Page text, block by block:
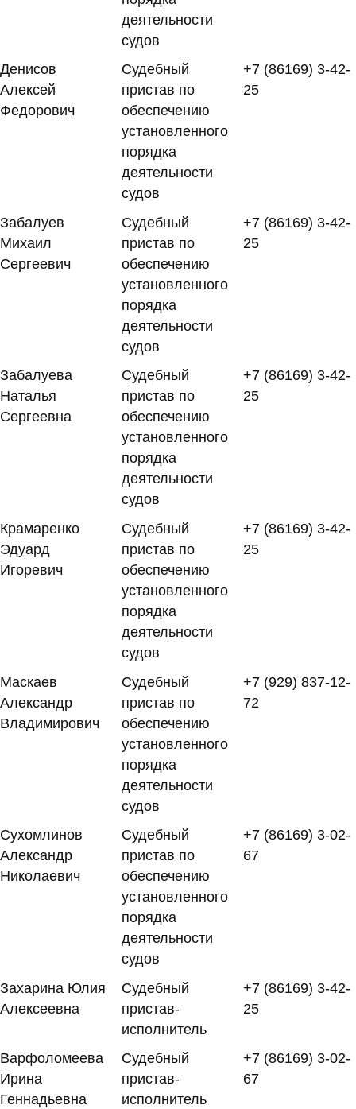
деятельности
судов
Денисов
Алексей
Федорович
Судебный
пристав по
обеспечению
установленного
порядка
деятельности
судов
+7 (86169) 3-42-
25
Забалуев
Михаил
Сергеевич
Судебный
пристав по
обеспечению
установленного
порядка
деятельности
судов
+7 (86169) 3-42-
25
Забалуева
Наталья
Сергеевна
Судебный
пристав по
обеспечению
установленного
порядка
деятельности
судов
+7 (86169) 3-42-
25
Крамаренко
Эдуард
Игоревич
Судебный
пристав по
обеспечению
установленного
порядка
деятельности
судов
+7 (86169) 3-42-
25
Маскаев
Александр
Владимирович
Судебный
пристав по
обеспечению
установленного
порядка
деятельности
судов
+7 (929) 837-12-
72
Сухомлинов
Александр
Николаевич
Судебный
пристав по
обеспечению
установленного
порядка
деятельности
судов
+7 (86169) 3-02-
67
Захарина Юлия
Алексеевна
Судебный
пристав-
исполнитель
+7 (86169) 3-42-
25
Варфоломеева
Ирина
Геннадьевна
Судебный
пристав-
исполнитель
+7 (86169) 3-02-
67